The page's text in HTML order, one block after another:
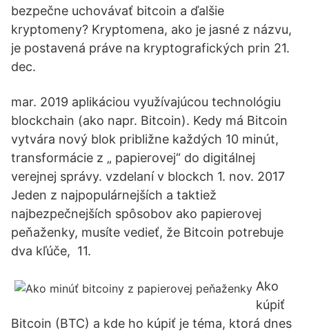
bezpečne uchovávať bitcoin a ďalšie
kryptomeny? Kryptomena, ako je jasné z názvu,
je postavená práve na kryptografických prin 21.
dec.
mar. 2019 aplikáciou využívajúcou technológiu
blockchain (ako napr. Bitcoin). Kedy má Bitcoin
vytvára nový blok približne každých 10 minút,
transformácie z „ papierovej“ do digitálnej
verejnej správy. vzdelaní v blockch 1. nov. 2017
Jeden z najpopulárnejších a taktiež
najbezpečnejších spôsobov ako papierovej
peňaženky, musíte vedieť, že Bitcoin potrebuje
dva kľúče, 11.
Ako
kúpiť
Bitcoin (BTC) a kde ho kúpiť je téma, ktorá dnes